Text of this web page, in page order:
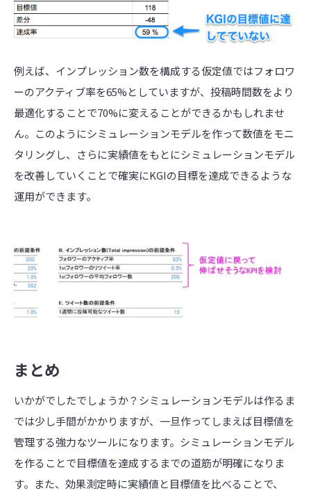
例えば、インプレッション数を構成する仮定値ではフォロワ
ーのアクティブ率を65%としていますが、投稿時間数をより
最適化することで70%に変えることができるかもしれませ
ん。このようにシミュレーションモデルを作って数値をモニ
タリングし、さらに実績値をもとにシミュレーションモデル
を改善していくことで確実にKGIの目標を達成できるような
運用ができます。
まとめ
いかがでしたでしょうか？シミュレーションモデルは作るま
では少し手間がかかりますが、一旦作ってしまえば目標値を
管理する強力なツールになります。シミュレーションモデル
を作ることで目標値を達成するまでの道筋が明確になりま
す。また、効果測定時に実績値と目標値を比べることで、